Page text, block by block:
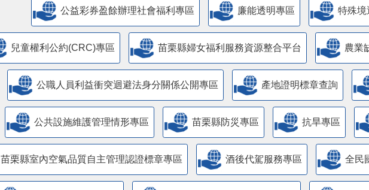
公益彩券盈餘辦理社會福利專區 廉能透明專區 特殊境
兒童權利公約(CRC)專區 苗栗縣婦女福利服務資源整合平台 農業
公職人員利益衝突迴避法身分關係公開專區 產地證明標章查詢
​公共設施維護管理情形專區 苗栗縣防災專區 抗旱專區
苗栗縣室內空氣品質自主管理認證標章專區 酒後代駕服務專區 全民